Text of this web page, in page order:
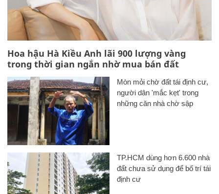
Hoa hậu Hà Kiều Anh lãi 900 lượng vàng
trong thời gian ngắn nhờ mua bán đất
Mòn mỏi chờ đất tái định cư,
người dân 'mắc kẹt' trong
những căn nhà chờ sập
TP.HCM dùng hơn 6.600 nhà
đất chưa sử dụng để bố trí tái
định cư